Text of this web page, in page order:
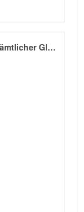
Schwamm zur effizienten Reinigung sämtlicher Glasflächen. Dank der groben Struktur löst der Schwamm zusammen mit dem Meguiar`s Glasreiniger diverse Verschmutzungen. Nach der Reinigung mit einem Mikrofasertuch nachwischen und trocknen.